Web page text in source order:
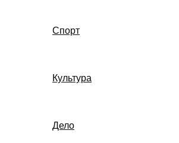
Спорт
Культура
Дело